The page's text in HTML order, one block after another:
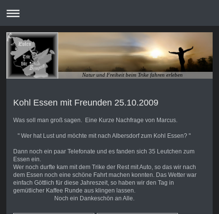
Natur und Freiheit beim Trike fahren erleben
Kohl Essen mit Freunden 25.10.2009
Was soll man groß sagen. Eine Kurze Nachfrage von Marcus.
" Wer hat Lust und möchte mit nach Albersdorf zum Kohl Essen? "
Dann noch ein paar Telefonate und es fanden sich 35 Leutchen zum
Essen ein.
Wer noch durfte kam mit dem Trike der Rest mit Auto, so das wir nach
dem Essen noch eine schöne Fahrt machen konnten. Das Wetter war
einfach Göttlich für diese Jahreszeit, so haben wir den Tag in
gemütlicher Kaffee Runde aus klingen lassen.
Noch ein Dankeschön an Alle.